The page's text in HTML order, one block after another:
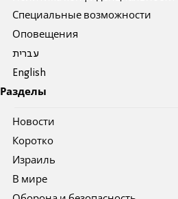
Специальные возможности
Оповещения
עברית
English
Разделы
Новости
Коротко
Израиль
В мире